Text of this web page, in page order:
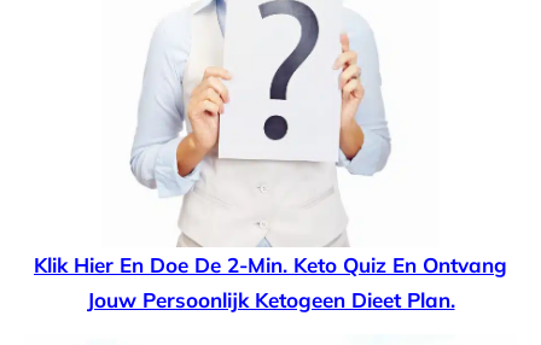
Klik Hier En Doe De 2-Min. Keto Quiz En Ontvang
Jouw Persoonlijk Ketogeen Dieet Plan.